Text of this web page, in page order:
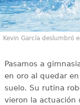
Kevin García deslumbró
Pasamos a
en oro al quedar
suelo. Su rutina
vieron la actuación